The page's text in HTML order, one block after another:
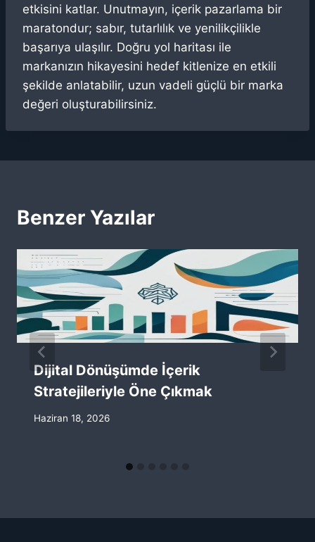
etkisini katlar. Unutmayın, içerik pazarlama bir
maratondur; sabır, tutarlılık ve yenilikçilikle
başarıya ulaşılır. Doğru yol haritası ile
markanızın hikayesini hedef kitlenize en etkili
şekilde anlatabilir, uzun vadeli güçlü bir marka
değeri oluşturabilirsiniz.
Benzer Yazılar
Dijital Dönüşümde İçerik
Stratejileriyle Öne Çıkmak
Haziran 18, 2026